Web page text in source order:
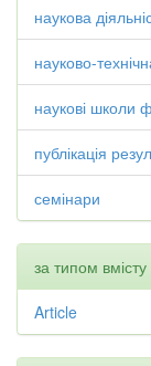
наукова
науково-
наукові школи
публікація
семінари
за типом вмісту
Article